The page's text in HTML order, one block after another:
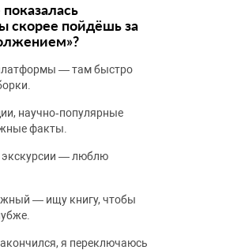
скорее пойдёшь за
— там быстро
научно‑популярные
факты.
экскурсии — люблю
— ищу книгу, чтобы
я переключаюсь